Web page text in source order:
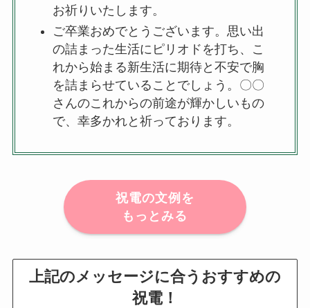
お祈りいたします。
ご卒業おめでとうございます。思い出
の詰まった生活にピリオドを打ち、こ
れから始まる新生活に期待と不安で胸
を詰まらせていることでしょう。〇〇
さんのこれからの前途が輝かしいもの
で、幸多かれと祈っております。
祝電の文例を
もっとみる
上記のメッセージに合うおすすめの
祝電！